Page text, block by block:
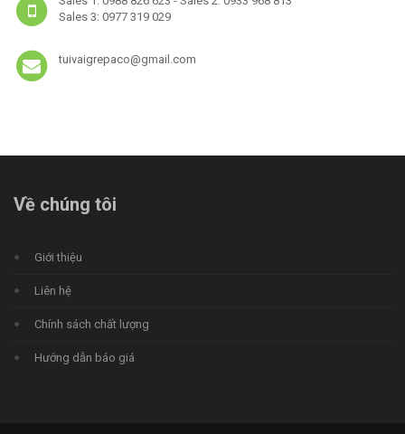
Sales 3: 0977 319 029
tuivaigrepaco@gmail.com
Về chúng tôi
Giới thiệu
Liên hệ
Chính sách chất lượng
Hướng dẫn báo giá